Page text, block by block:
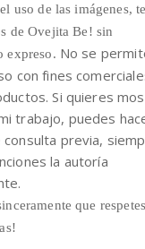
uso de las imágenes,
de Ovejita Be! sin
expreso. No se
con fines
Si quieres
trabajo, puedes
previa,
la autoría
que